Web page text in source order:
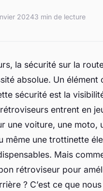
20243 min de lecture
la sécurité sur la
absolue. Un élément
sécurité est la
entrent en
une voiture, une moto,
même une trottinette
Mais
rétroviseur pour
? C’est ce que